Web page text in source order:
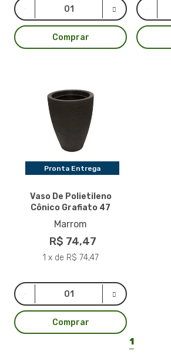
Comprar
Pronta Entrega
Vaso De Polietileno
Cônico Grafiato 47
Marrom
R$ 74,47
1 x de R$ 74,47
Comprar
1